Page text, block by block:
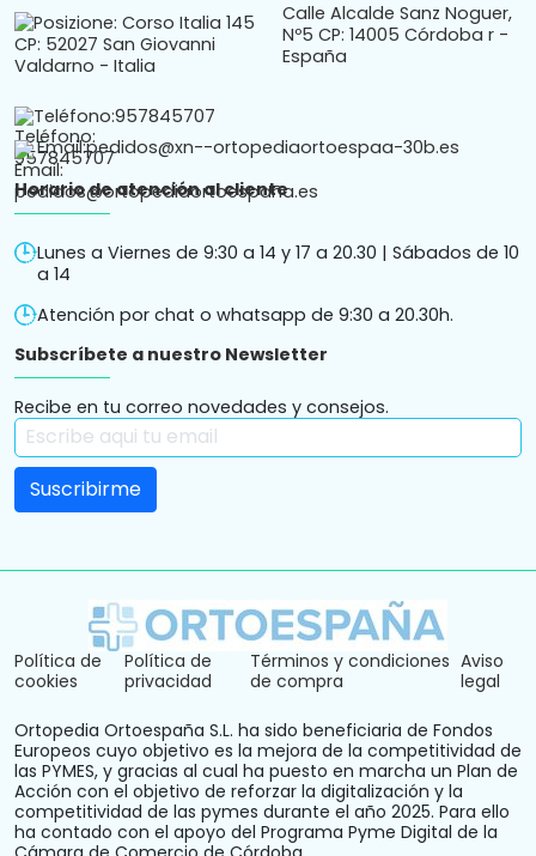
Calle Alcalde Sanz Noguer,
Nº5 CP: 14005 Córdoba r -
España
Teléfono:957845707
Email:pedidos@xn--ortopediaortoespaa-30b.es
Horario de atención al cliente
Lunes a Viernes de 9:30 a 14 y 17 a 20.30 | Sábados de 10
a 14
Atención por chat o whatsapp de 9:30 a 20.30h.
Subscríbete a nuestro Newsletter
Recibe en tu correo novedades y consejos.
Política de
cookies
Política de
privacidad
Términos y condiciones
de compra
Aviso
legal
Ortopedia Ortoespaña S.L. ha sido beneficiaria de Fondos
Europeos cuyo objetivo es la mejora de la competitividad de
las PYMES, y gracias al cual ha puesto en marcha un Plan de
Acción con el objetivo de reforzar la digitalización y la
competitividad de las pymes durante el año 2025. Para ello
ha contado con el apoyo del Programa Pyme Digital de la